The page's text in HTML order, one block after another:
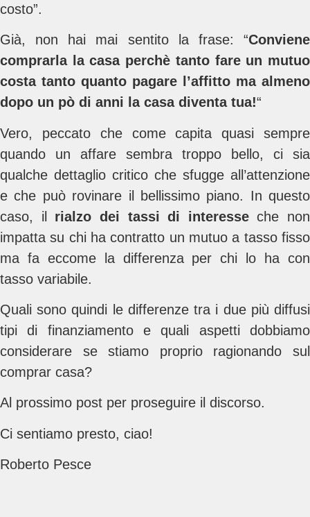
costo”.
Già, non hai mai sentito la frase: “Conviene
comprarla la casa perchè tanto fare un mutuo
costa tanto quanto pagare l’affitto ma almeno
dopo un pò di anni la casa diventa tua!“
Vero, peccato che come capita quasi sempre
quando un affare sembra troppo bello, ci sia
qualche dettaglio critico che sfugge all’attenzione
e che può rovinare il bellissimo piano. In questo
caso, il rialzo dei tassi di interesseche non
impatta su chi ha contratto un mutuo a tasso fisso
ma fa eccome la differenza per chi lo ha con
tasso variabile.
Quali sono quindi le differenze tra i due più diffusi
tipi di finanziamento e quali aspetti dobbiamo
considerare se stiamo proprio ragionando sul
comprar casa?
Al prossimo post per proseguire il discorso.
Ci sentiamo presto, ciao!
Roberto Pesce